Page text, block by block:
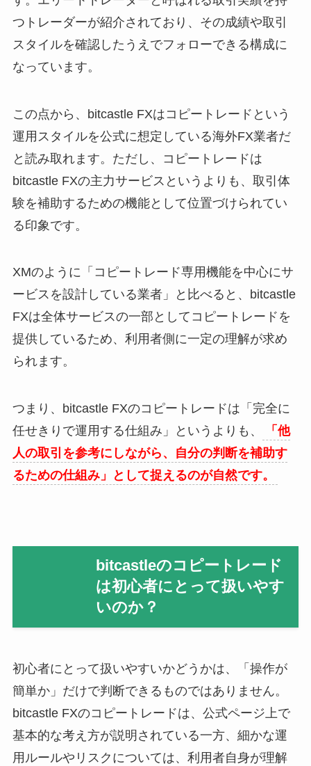
つトレーダーが紹介されており、その成績や取引
スタイルを確認したうえでフォローできる構成に
なっています。
この点から、bitcastle FXはコピートレードという
運用スタイルを公式に想定している海外FX業者だ
と読み取れます。ただし、コピートレードは
bitcastle FXの主力サービスというよりも、取引体
験を補助するための機能として位置づけられてい
る印象です。
XMのように「コピートレード専用機能を中心にサ
ービスを設計している業者」と比べると、bitcastle
FXは全体サービスの一部としてコピートレードを
提供しているため、利用者側に一定の理解が求め
られます。
つまり、bitcastle FXのコピートレードは「完全に
任せきりで運用する仕組み」というよりも、
「他
人の取引を参考にしながら、自分の判断を補助す
るための仕組み」として捉えるのが自然です。
bitcastleのコピートレード
は初心者にとって扱いやす
いのか？
初心者にとって扱いやすいかどうかは、「操作が
簡単か」だけで判断できるものではありません。
bitcastle FXのコピートレードは、公式ページ上で
基本的な考え方が説明されている一方、細かな運
用ルールやリスクについては、利用者自身が理解